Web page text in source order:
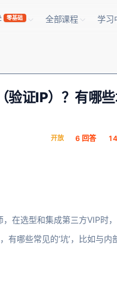
零基础 全部课程 学习
验证IP）？有哪
开放 6 回答
在选型和集成第三方VIP时
有哪些常见的‘坑’，比如与内